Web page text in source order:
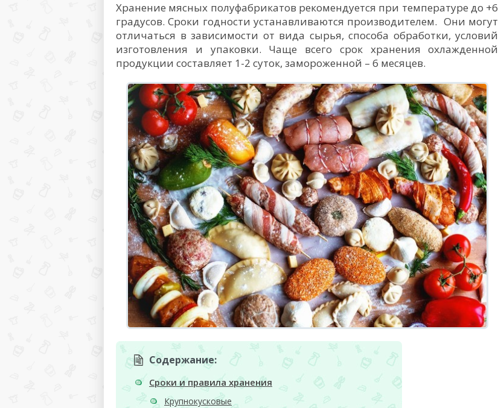
Хранение мясных полуфабрикатов рекомендуется при температуре до +6
градусов. Сроки годности устанавливаются производителем. Они могут
отличаться в зависимости от вида сырья, способа обработки, условий
изготовления и упаковки. Чаще всего срок хранения охлажденной
продукции составляет 1-2 суток, замороженной – 6 месяцев.
Содержание:
Сроки и правила хранения
Крупнокусковые